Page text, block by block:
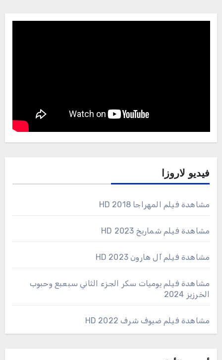
فيديو لاروزا
مشاهدة فيلم المهراجا 2018 HD
مشاهدة فيلم شماريخ 2023 HD
مشاهدة فيلم آل هارون 2023 HD
مشاهدة فيلم يوميات سكر الجزء الثاني سبعبع وحبوب
الخرزيز 2024
مشاهدة فيلم ضيوف شرف 2022 HD